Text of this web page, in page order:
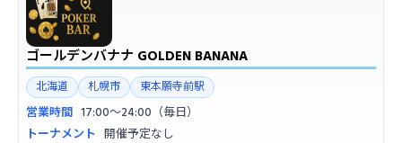
ゴールデンバナナ GOLDEN BANANA
北海道 札幌市 東本願寺前駅
営業時間 17:00〜24:00（毎日）
トーナメント 開催予定なし